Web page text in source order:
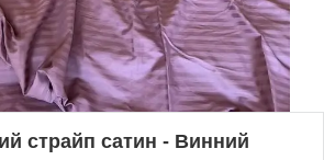
страйп сатин - Винний